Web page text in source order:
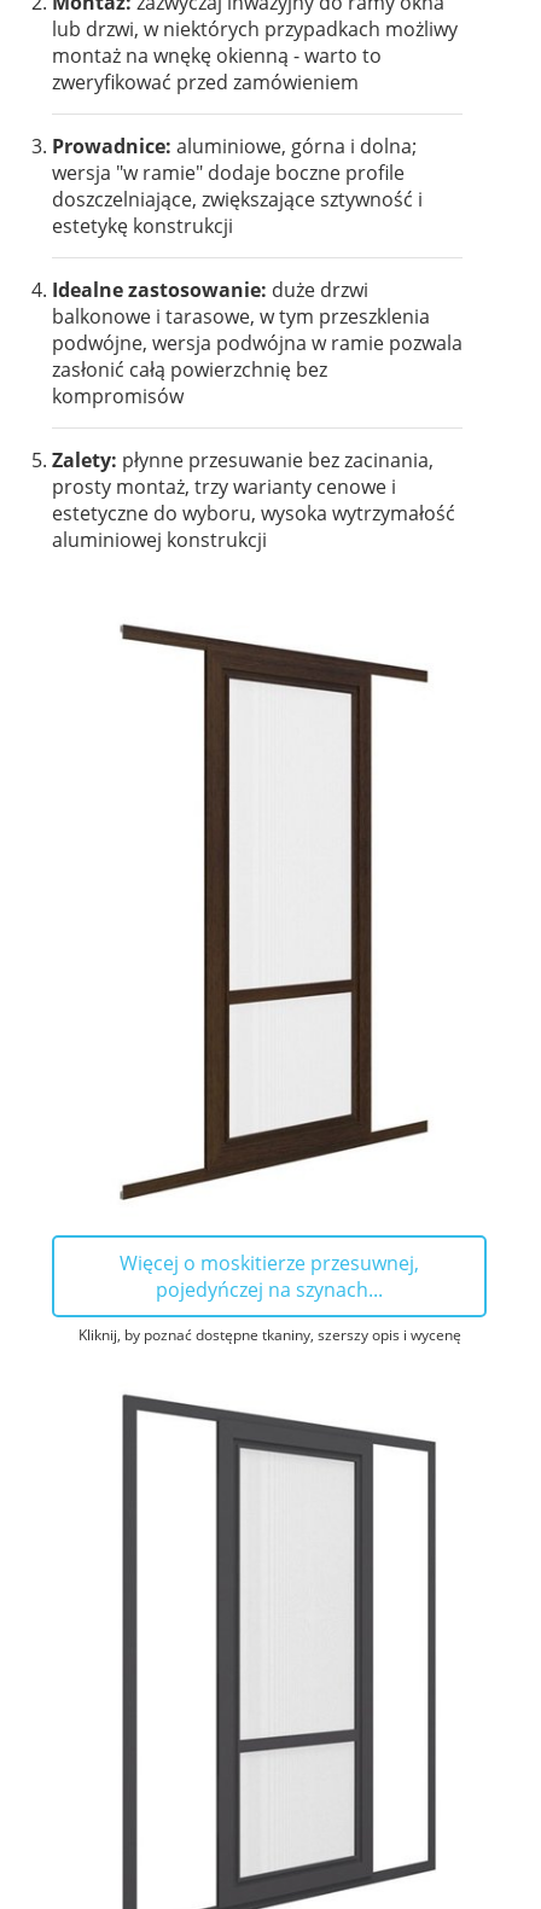
lub drzwi, w niektórych przypadkach możliwy
montaż na wnękę okienną - warto to
zweryfikować przed zamówieniem
Prowadnice: aluminiowe, górna i dolna;
wersja "w ramie" dodaje boczne profile
doszczelniające, zwiększające sztywność i
estetykę konstrukcji
Idealne zastosowanie: duże drzwi
balkonowe i tarasowe, w tym przeszklenia
podwójne, wersja podwójna w ramie pozwala
zasłonić całą powierzchnię bez
kompromisów
Zalety: płynne przesuwanie bez zacinania,
prosty montaż, trzy warianty cenowe i
estetyczne do wyboru, wysoka wytrzymałość
aluminiowej konstrukcji
Więcej o moskitierze przesuwnej,
pojedyńczej na szynach...
Kliknij, by poznać dostępne tkaniny, szerszy opis i wycenę